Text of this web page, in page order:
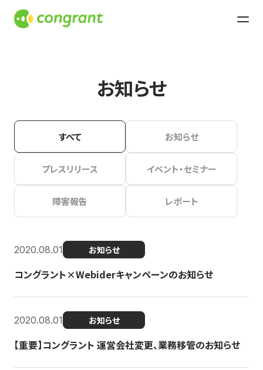
お知らせ
すべて お知らせ
プレスリリース イベント・セミナー
障害報告 レポート
2020.08.01 お知らせ
コングラント×Webiderキャンペーンのお知らせ
2020.08.01 お知らせ
【重要】コングラント 運営会社変更、業務移管のお知らせ